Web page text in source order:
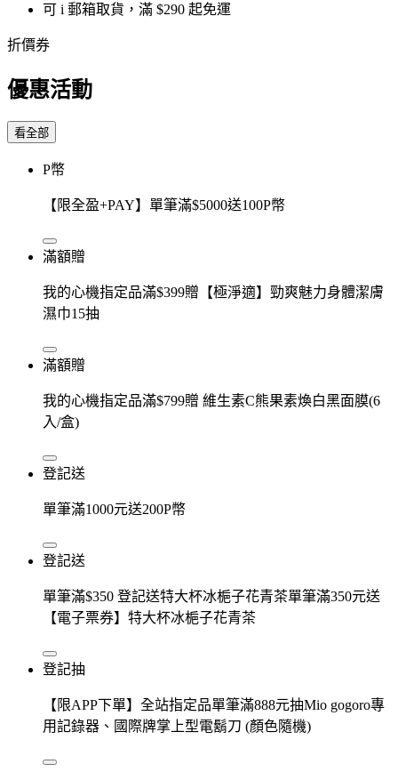
可 i 郵箱取貨，滿 $290 起免運
折價券
優惠活動
看全部
P幣
【限全盈+PAY】單筆滿$5000送100P幣
滿額贈
我的心機指定品滿$399贈【極淨適】勁爽魅力身體潔膚
濕巾15抽
滿額贈
我的心機指定品滿$799贈 維生素C熊果素煥白黑面膜(6
入/盒)
登記送
單筆滿1000元送200P幣
登記送
單筆滿$350 登記送特大杯冰梔子花青茶單筆滿350元送
【電子票券】特大杯冰梔子花青茶
登記抽
【限APP下單】全站指定品單筆滿888元抽Mio gogoro專
用記錄器、國際牌掌上型電鬍刀 (顏色隨機)